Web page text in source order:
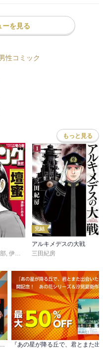
ーを見る
性コミック
もっと見る
, 伊咲智太 ,オオイシヒロト
完結
アルキメデスの大戦
三田紀房
宝島社「マンスリーフェア」2026年8月度 ～8月は「ノンフィクション作品」「投資関連本」～